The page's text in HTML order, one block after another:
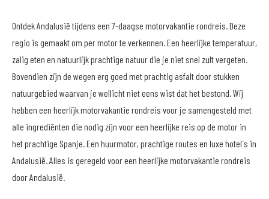
Ontdek Andalusië tijdens een 7-daagse motorvakantie rondreis. Deze
regio is gemaakt om per motor te verkennen. Een heerlijke temperatuur,
zalig eten en natuurlijk prachtige natuur die je niet snel zult vergeten.
Bovendien zijn de wegen erg goed met prachtig asfalt door stukken
natuurgebied waarvan je wellicht niet eens wist dat het bestond. Wij
hebben een heerlijk motorvakantie rondreis voor je samengesteld met
alle ingrediënten die nodig zijn voor een heerlijke reis op de motor in
het prachtige Spanje. Een huurmotor, prachtige routes en luxe hotel`s in
Andalusië. Alles is geregeld voor een heerlijke motorvakantie rondreis
door Andalusië.